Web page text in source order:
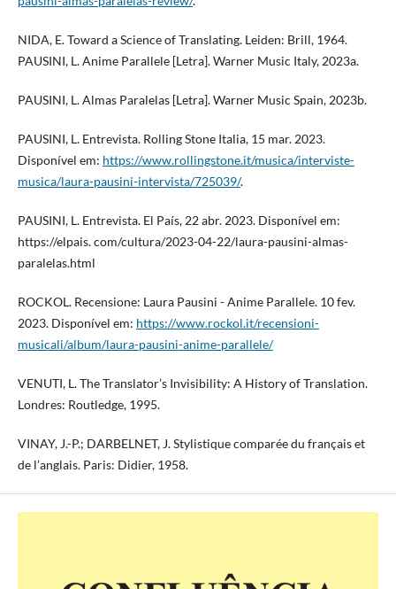
NIDA, E. Toward a Science of Translating. Leiden: Brill, 1964.
PAUSINI, L. Anime Parallele [Letra]. Warner Music Italy, 2023a.
PAUSINI, L. Almas Paralelas [Letra]. Warner Music Spain, 2023b.
PAUSINI, L. Entrevista. Rolling Stone Italia, 15 mar. 2023.
Disponível em: https://www.rollingstone.it/musica/interviste-
musica/laura-pausini-intervista/725039/.
PAUSINI, L. Entrevista. El País, 22 abr. 2023. Disponível em:
https://elpais. com/cultura/2023-04-22/laura-pausini-almas-
paralelas.html
ROCKOL. Recensione: Laura Pausini - Anime Parallele. 10 fev.
2023. Disponível em: https://www.rockol.it/recensioni-
musicali/album/laura-pausini-anime-parallele/
VENUTI, L. The Translator’s Invisibility: A History of Translation.
Londres: Routledge, 1995.
VINAY, J.-P.; DARBELNET, J. Stylistique comparée du français et
de l’anglais. Paris: Didier, 1958.